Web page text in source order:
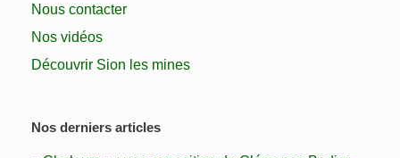
Nous contacter
Nos vidéos
Découvrir Sion les mines
Nos derniers articles